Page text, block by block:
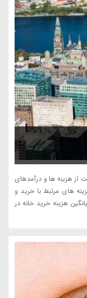
از هزینه ها و درآمدهای
های مرتبط با خرید و
هزینه خرید خانه در